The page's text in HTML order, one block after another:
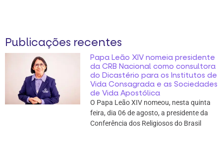
Publicações recentes
Papa Leão XIV nomeia presidente
da CRB Nacional como consultora
do Dicastério para os Institutos de
Vida Consagrada e as Sociedades
de Vida Apostólica
O Papa Leão XIV nomeou, nesta quinta
feira, dia 06 de agosto, a presidente da
Conferência dos Religiosos do Brasil